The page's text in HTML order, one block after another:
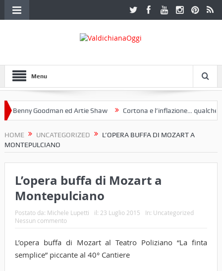
Menu
Goodman ed Artie Shaw Cortona e l’inflazione… qualche
HOME UNCATEGORIZED
L’OPERA BUFFA DI MOZART A
MONTEPULCIANO
L’opera buffa di Mozart a
Montepulciano
Postato da: Michele Lupetti il: 23 Luglio 2015 In: Uncategorized
Nessun commento
L’opera buffa di Mozart al Teatro Poliziano “La finta
semplice” piccante al 40° Cantiere